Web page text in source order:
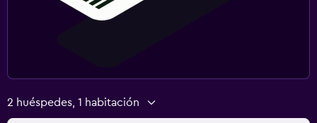
2 huéspedes, 1 habitación